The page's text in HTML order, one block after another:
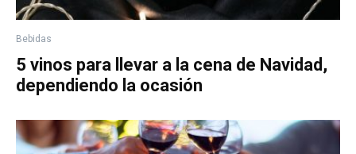
Bebidas
5 vinos para llevar a la cena de Navidad,
dependiendo la ocasión